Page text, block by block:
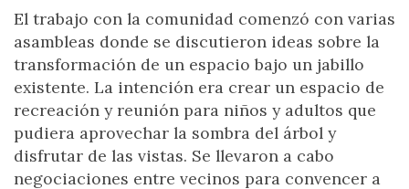
El trabajo con la comunidad comenzó con varias
asambleas donde se discutieron ideas sobre la
transformación de un espacio bajo un jabillo
existente. La intención era crear un espacio de
recreación y reunión para niños y adultos que
pudiera aprovechar la sombra del árbol y
disfrutar de las vistas. Se llevaron a cabo
negociaciones entre vecinos para convencer a